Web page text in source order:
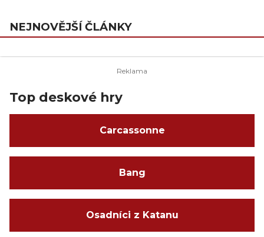
NEJNOVĚJŠÍ ČLÁNKY
Top deskové hry
Carcassonne
Bang
Osadníci z Katanu